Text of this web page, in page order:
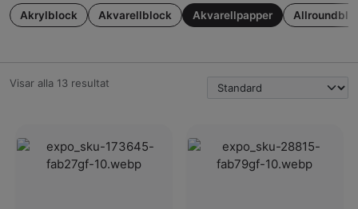
Ett papper med många användningsområden
Allväderspapper används till: anslagstavlor, hyresgästregister,
Stort sortiment hos Matton
Du hittar bland annat papper från kända tillverkare som
exempelvis Xerox.
Akrylblock Akvarellblock Akvarellpapper
Visar alla 13 resultat